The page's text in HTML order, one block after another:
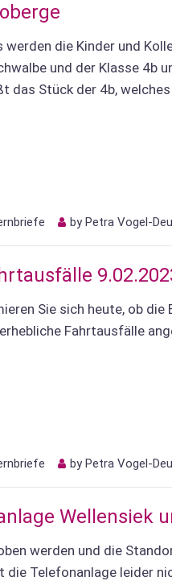
die Kinder und
und der Klasse 4b
das Stück der 4b,
byPetra Vogel-
Sie sich heute, ob die
Fahrtausfälle
byPetra Vogel-
Wellensiek
werden und die
die Telefonanlage leider